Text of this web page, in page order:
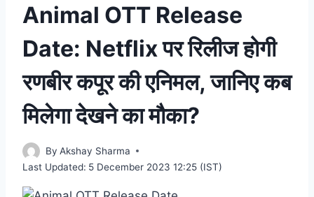
Animal OTT Release
Date: Netflix पर रिलीज होगी
रणबीर कपूर की एनिमल, जानिए कब
मिलेगा देखने का मौका?
By Akshay Sharma
Last Updated: 5 December 2023 12:25 (IST)